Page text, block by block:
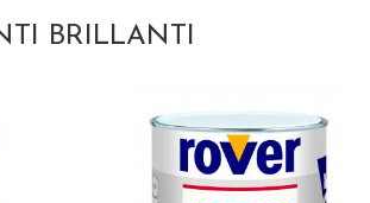
BRILLANTI